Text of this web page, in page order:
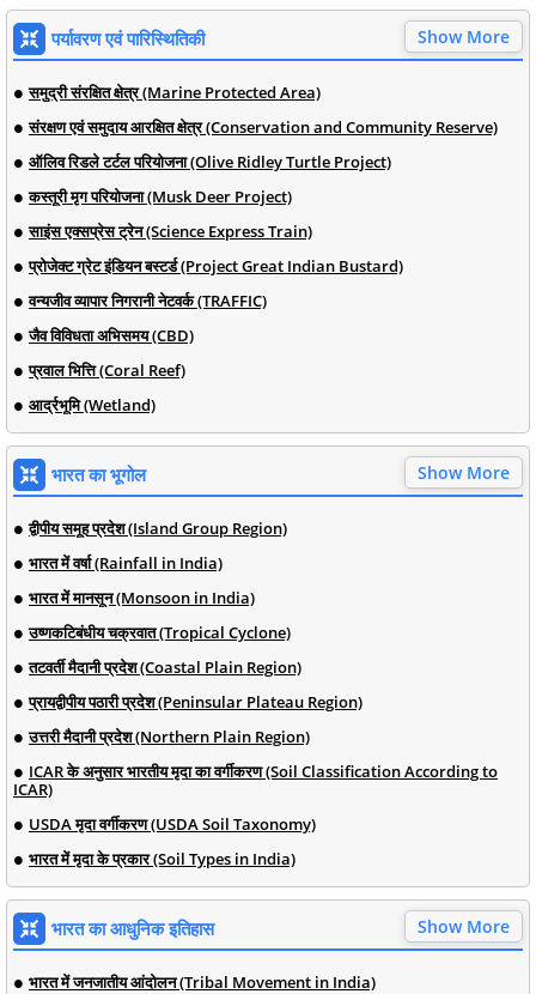
पर्यावरण एवं पारिस्थितिकी Show More
समुद्री संरक्षित क्षेत्र (Marine Protected Area)
संरक्षण एवं समुदाय आरक्षित क्षेत्र (Conservation and Community Reserve)
ऑलिव रिडले टर्टल परियोजना (Olive Ridley Turtle Project)
कस्तूरी मृग परियोजना (Musk Deer Project)
साइंस एक्सप्रेस ट्रेन (Science Express Train)
प्रोजेक्ट ग्रेट इंडियन बस्टर्ड (Project Great Indian Bustard)
वन्यजीव व्यापार निगरानी नेटवर्क (TRAFFIC)
जैव विविधता अभिसमय (CBD)
प्रवाल भित्ति (Coral Reef)
आर्द्रभूमि (Wetland)
भारत का भूगोल Show More
द्वीपीय समूह प्रदेश (Island Group Region)
भारत में वर्षा (Rainfall in India)
भारत में मानसून (Monsoon in India)
उष्णकटिबंधीय चक्रवात (Tropical Cyclone)
तटवर्ती मैदानी प्रदेश (Coastal Plain Region)
प्रायद्वीपीय पठारी प्रदेश (Peninsular Plateau Region)
उत्तरी मैदानी प्रदेश (Northern Plain Region)
ICAR के अनुसार भारतीय मृदा का वर्गीकरण (Soil Classification According to
ICAR)
USDA मृदा वर्गीकरण (USDA Soil Taxonomy)
भारत में मृदा के प्रकार (Soil Types in India)
भारत का आधुनिक इतिहास Show More
भारत में जनजातीय आंदोलन (Tribal Movement in India)